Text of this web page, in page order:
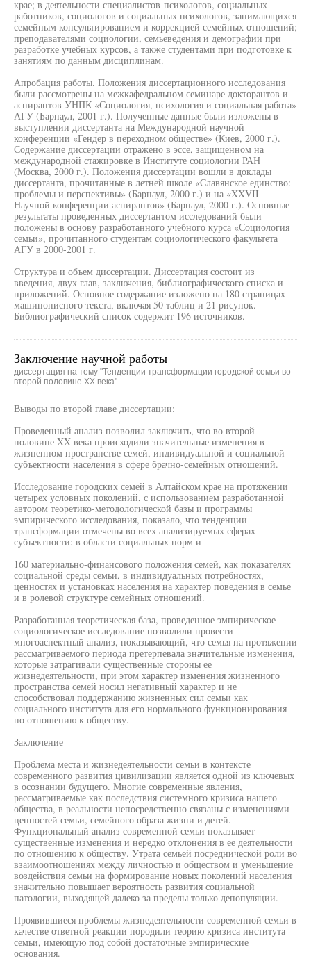
крае; в деятельности специалистов-психологов, социальных
работников, социологов и социальных психологов, занимающихся
семейным консультированием и коррекцией семейных отношений;
преподавателями социологии, семьеведения и демографии при
разработке учебных курсов, а также студентами при подготовке к
занятиям по данным дисциплинам.
Апробация работы. Положения диссертационного исследования
были рассмотрены на межкафедральном семинаре докторантов и
аспирантов УНПК «Социология, психология и социальная работа»
АГУ (Барнаул, 2001 г.). Полученные данные были изложены в
выступлении диссертанта на Международной научной
конференции «Гендер в переходном обществе» (Киев, 2000 г.).
Содержание диссертации отражено в эссе, защищенном на
международной стажировке в Институте социологии РАН
(Москва, 2000 г.). Положения диссертации вошли в доклады
диссертанта, прочитанные в летней школе «Славянское единство:
проблемы и перспективы» (Барнаул, 2000 г.) и на «XXVII
Научной конференции аспирантов» (Барнаул, 2000 г.). Основные
результаты проведенных диссертантом исследований были
положены в основу разработанного учебного курса «Социология
семьи», прочитанного студентам социологического факультета
АГУ в 2000-2001 г.
Структура и объем диссертации. Диссертация состоит из
введения, двух глав, заключения, библиографического списка и
приложений. Основное содержание изложено на 180 страницах
машинописного текста, включая 50 таблиц и 21 рисунок.
Библиографический список содержит 196 источников.
Заключение научной работы
диссертация на тему "Тенденции трансформации городской семьи во
второй половине XX века"
Выводы по второй главе диссертации:
Проведенный анализ позволил заключить, что во второй
половине XX века происходили значительные изменения в
жизненном пространстве семей, индивидуальной и социальной
субъектности населения в сфере брачно-семейных отношений.
Исследование городских семей в Алтайском крае на протяжении
четырех условных поколений, с использованием разработанной
автором теоретико-методологической базы и программы
эмпирического исследования, показало, что тенденции
трансформации отмечены во всех анализируемых сферах
субъектности: в области социальных норм и
160 материально-финансового положения семей, как показателях
социальной среды семьи, в индивидуальных потребностях,
ценностях и установках населения на характер поведения в семье
и в ролевой структуре семейных отношений.
Разработанная теоретическая база, проведенное эмпирическое
социологическое исследование позволили провести
многоаспектный анализ, показывающий, что семья на протяжении
рассматриваемого периода претерпевала значительные изменения,
которые затрагивали существенные стороны ее
жизнедеятельности, при этом характер изменения жизненного
пространства семей носил негативный характер и не
способствовал поддержанию жизненных сил семьи как
социального института для его нормального функционирования
по отношению к обществу.
Заключение
Проблема места и жизнедеятельности семьи в контексте
современного развития цивилизации является одной из ключевых
в осознании будущего. Многие современные явления,
рассматриваемые как последствия системного кризиса нашего
общества, в реальности непосредственно связаны с изменениями
ценностей семьи, семейного образа жизни и детей.
Функциональный анализ современной семьи показывает
существенные изменения и нередко отклонения в ее деятельности
по отношению к обществу. Утрата семьей посреднической роли во
взаимоотношениях между личностью и обществом и уменьшение
воздействия семьи на формирование новых поколений населения
значительно повышает вероятность развития социальной
патологии, выходящей далеко за пределы только депопуляции.
Проявившиеся проблемы жизнедеятельности современной семьи в
качестве ответной реакции породили теорию кризиса института
семьи, имеющую под собой достаточные эмпирические
основания.